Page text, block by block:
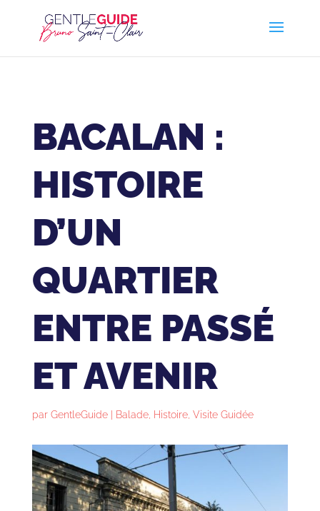
BACALAN :
HISTOIRE
D’UN
QUARTIER
ENTRE PASSÉ
ET AVENIR
par GentleGuide| Balade, Histoire, Visite Guidée